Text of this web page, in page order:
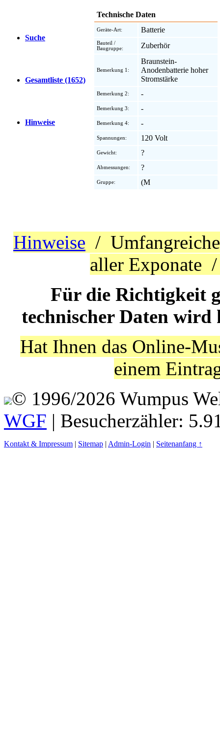
Suche
Gesamtliste (1652)
Hinweise
Technische Daten
Geräte-Art: Batterie
Bauteil /
Baugruppe:
Zuberhör
Bemerkung 1:
Braunstein-
Anodenbatterie hoher
Stromstärke
Bemerkung 2: -
Bemerkung 3: -
Bemerkung 4: -
Spannungen: 120 Volt
Gewicht: ?
Abmessungen: ?
Gruppe: (M
Hinweise /
aller Exponate
Für die Richtigkeit
technischer Daten
Hat Ihnen das Online-
einem
© 1996/2026 Wumpus
WGF | Besucherzähler:
Kontakt & Impressum | Sitemap | Admin-Login | Seitenanfang ↑